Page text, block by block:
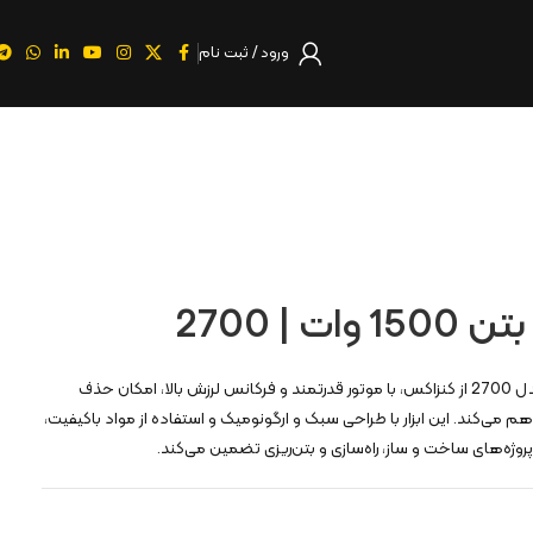
ورود / ثبت نام
| 2700
ویبراتور دریلی بتن 1500 وات مدل 2700 از کنزاکس، با موتور قدرتمند و فرکانس لرزش بالا، امکان حذف
می‌کند. این ابزار با طراحی سبک و ارگونومیک و استفاده از مواد باکیفیت،
پروژه‌های ساخت و ساز، راه‌سازی و بتن‌ریزی تضمین می‌کند.